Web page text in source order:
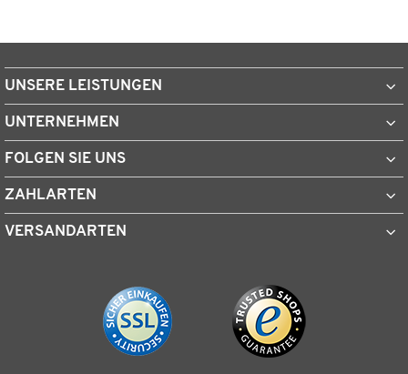
UNSERE LEISTUNGEN
UNTERNEHMEN
FOLGEN SIE UNS
ZAHLARTEN
VERSANDARTEN